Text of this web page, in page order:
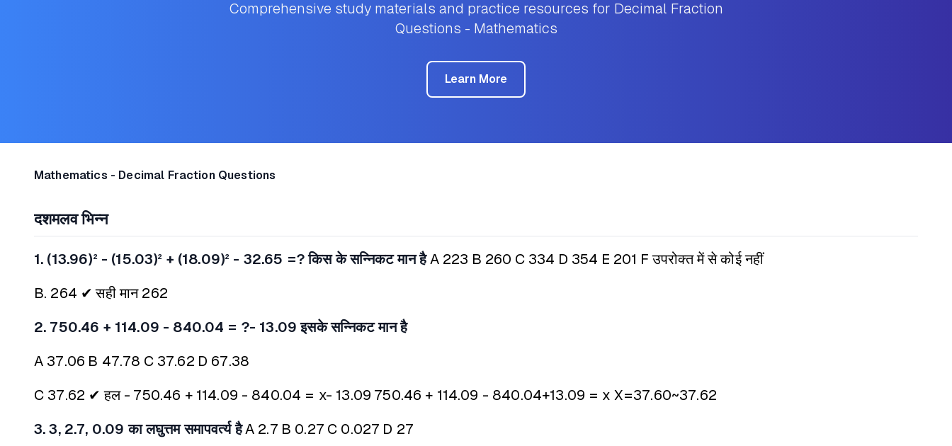
Comprehensive study materials and practice resources for Decimal Fraction
Questions - Mathematics
Learn More
Mathematics - Decimal Fraction Questions
दशमलव भिन्न
1. (13.96)² - (15.03)² + (18.09)² - 32.65 =? किस के सन्निकट मान है A 223 B 260 C 334 D 354 E 201 F उपरोक्त में से कोई नहीं
B. 264 ✔ सही मान 262
2. 750.46 + 114.09 - 840.04 = ?- 13.09 इसके सन्निकट मान है
A 37.06 B 47.78 C 37.62 D 67.38
C 37.62 ✔ हल - 750.46 + 114.09 - 840.04 = x- 13.09 750.46 + 114.09 - 840.04+13.09 = x X=37.60~37.62
3. 3, 2.7, 0.09 का लघुत्तम समापवर्त्य है A 2.7 B 0.27 C 0.027 D 27